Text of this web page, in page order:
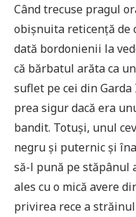
Când trecuse pragul
obișnuita reticență de
dată bordonienii la
că bărbatul arăta ca
suflet pe cei din
prea sigur dacă era
bandit. Totuși, unul
negru și puternic și
să-l pună pe stăpânul
ales cu o mică avere
privirea rece a